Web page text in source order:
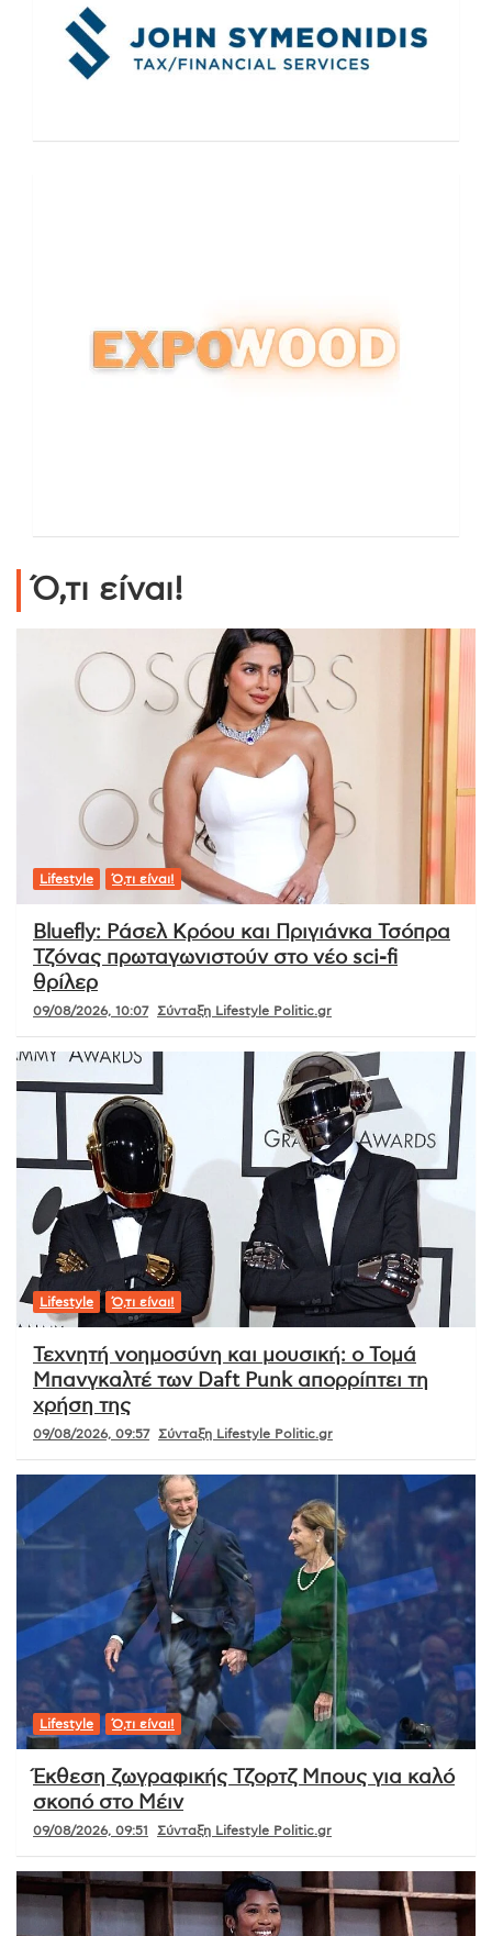
Ό,τι είναι!
Lifestyle Ό,τι είναι!
Bluefly: Ράσελ Κρόου και Πριγιάνκα Τσόπρα
Τζόνας πρωταγωνιστούν στο νέο sci-fi
θρίλερ
09/08/2026, 10:07 Σύνταξη Lifestyle Politic.gr
Lifestyle Ό,τι είναι!
Τεχνητή νοημοσύνη και μουσική: ο Τομά
Μπανγκαλτέ των Daft Punk απορρίπτει τη
χρήση της
09/08/2026, 09:57 Σύνταξη Lifestyle Politic.gr
Lifestyle Ό,τι είναι!
Έκθεση ζωγραφικής Τζορτζ Μπους για καλό
σκοπό στο Μέιν
09/08/2026, 09:51 Σύνταξη Lifestyle Politic.gr